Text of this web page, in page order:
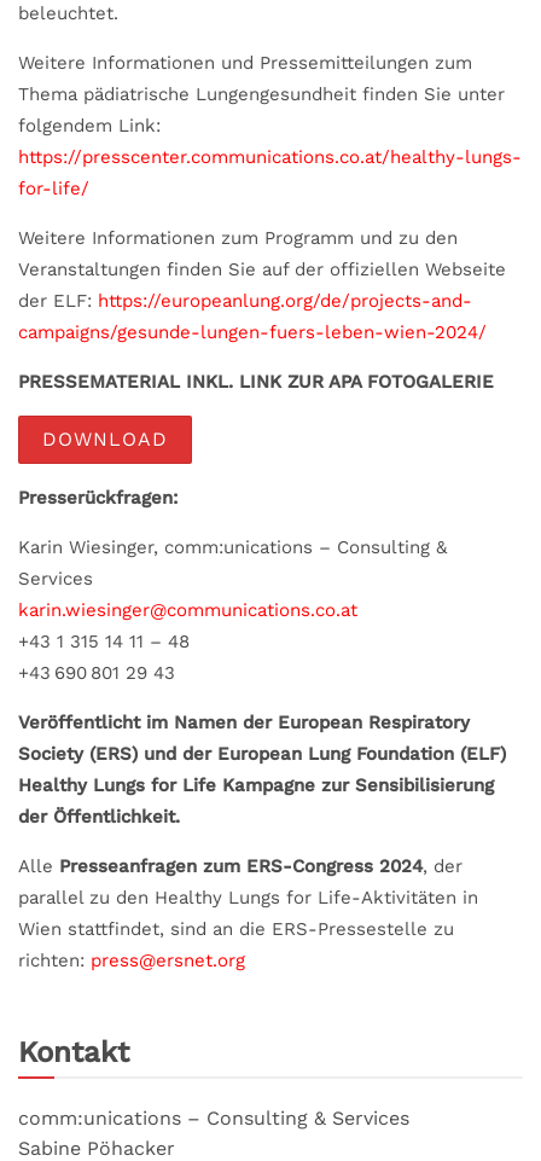
beleuchtet.
Weitere Informationen und Pressemitteilungen zum
Thema pädiatrische Lungengesundheit finden Sie unter
folgendem Link:
https://presscenter.communications.co.at/healthy-lungs-
for-life/
Weitere Informationen zum Programm und zu den
Veranstaltungen finden Sie auf der offiziellen Webseite
der ELF: https://europeanlung.org/de/projects-and-
campaigns/gesunde-lungen-fuers-leben-wien-2024/
PRESSEMATERIAL INKL. LINK ZUR APA FOTOGALERIE
DOWNLOAD
Presserückfragen:
Karin Wiesinger, comm:unications – Consulting &
Services
karin.wiesinger@communications.co.at
+43 1 315 14 11 – 48
+43 690 801 29 43
Veröffentlicht im Namen der European Respiratory
Society (ERS) und der European Lung Foundation (ELF)
Healthy Lungs for Life Kampagne zur Sensibilisierung
der Öffentlichkeit.
Alle Presseanfragen zum ERS-Congress 2024, der
parallel zu den Healthy Lungs for Life-Aktivitäten in
Wien stattfindet, sind an die ERS-Pressestelle zu
richten: press@ersnet.org
Kontakt
comm:unications – Consulting & Services
Sabine Pöhacker